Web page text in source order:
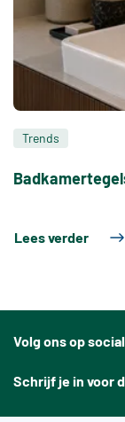
Trends
Lees verder
Volg ons op
Schrijf je in voor